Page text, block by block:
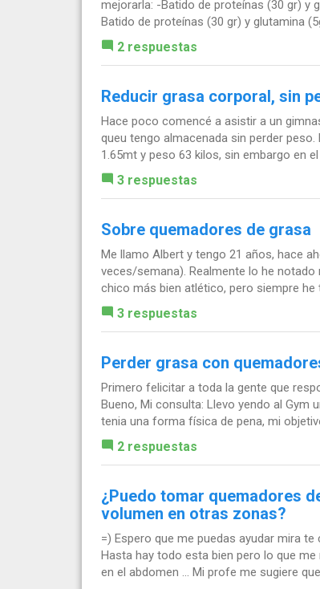
mejorarla: -Batido de proteínas (30 gr) y
Batido de proteínas (30 gr) y glutamina
2 respuestas
Reducir grasa corporal, sin
Hace poco comencé a asistir a un
queu tengo almacenada sin perder
1.65mt y peso 63 kilos, sin embargo en
3 respuestas
Sobre quemadores de grasa
Me llamo Albert y tengo 21 años, hace
veces/semana). Realmente lo he
chico más bien atlético, pero siempre he
3 respuestas
Perder grasa con
Primero felicitar a toda la gente que
Bueno, Mi consulta: Llevo yendo al Gym
tenia una forma física de pena, mi
2 respuestas
¿Puedo tomar quemadores
volumen en otras zonas?
=) Espero que me puedas ayudar mira
Hasta hay todo esta bien pero lo que
en el abdomen ... Mi profe me sugiere